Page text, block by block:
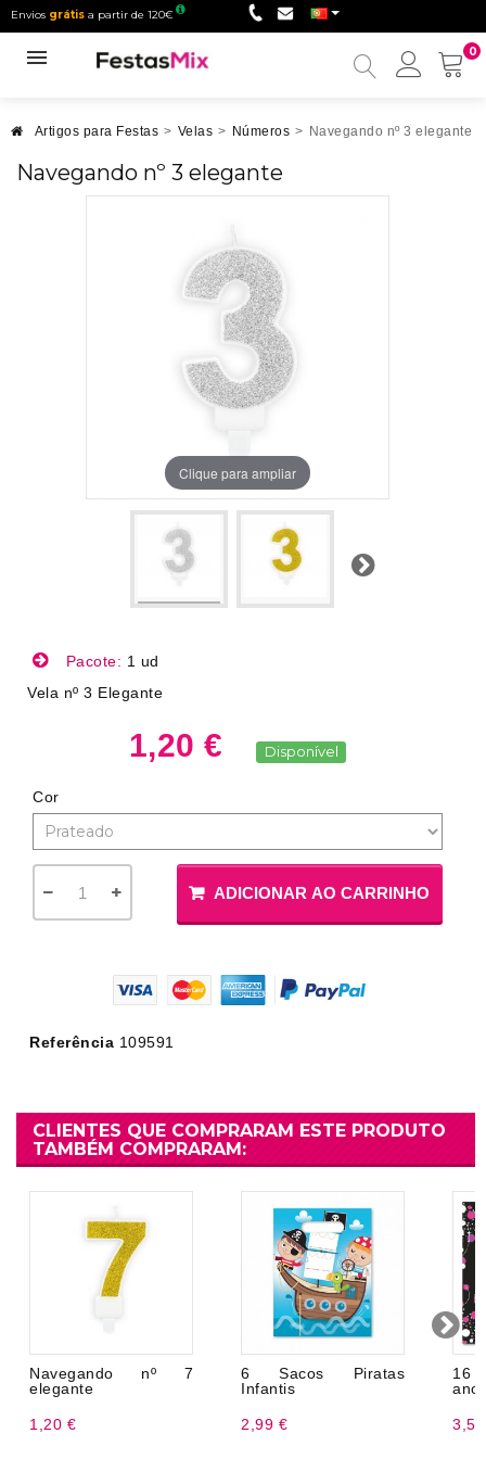
Envios grátis a partir de 120€
0
Minha
Artigos para Festas > Velas > Números > Navegando nº 3 elegante
Navegando nº 3 elegante
Clique para ampliar
Próximo
Pacote: 1 ud
Vela nº 3 Elegante
1,20 € Disponível
Cor
ADICIONAR AO CARRINHO
Referência 109591
CLIENTES QUE COMPRARAM ESTE PRODUTO
TAMBÉM COMPRARAM:
Navegando nº 7
elegante
1,20 €
6 Sacos Piratas
Infantis
2,99 €
16